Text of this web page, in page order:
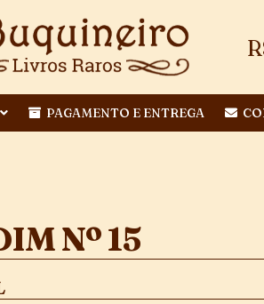
PAGAMENTO E ENTREGA
Nº 15